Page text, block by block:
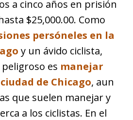
a cinco años en prisión
$25,000.00. Como
persóneles en la
y un ávido ciclista,
es manejar
de Chicago, aun
que suelen manejar y
a los ciclistas. En el